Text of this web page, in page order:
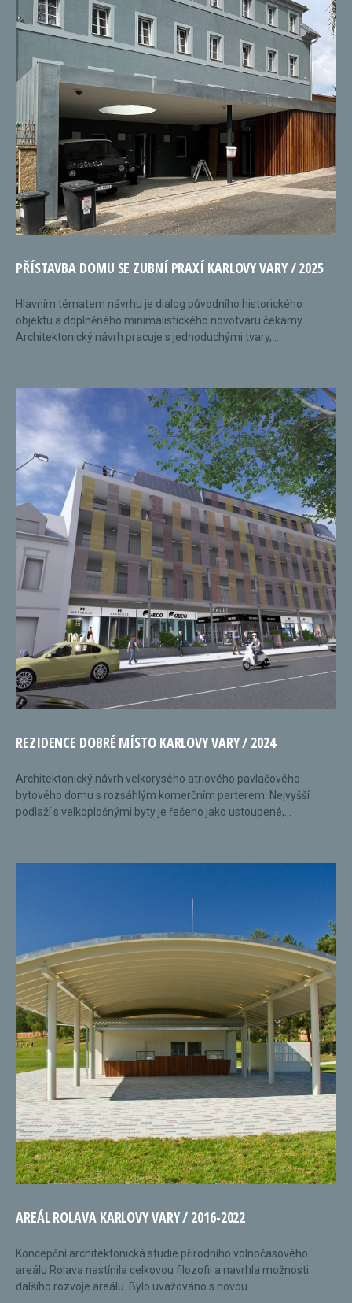
PŘÍSTAVBA DOMU SE ZUBNÍ PRAXÍ KARLOVY VARY / 2025
Hlavním tématem návrhu je dialog původního historického
objektu a doplněného minimalistického novotvaru čekárny.
Architektonický návrh pracuje s jednoduchými tvary,...
REZIDENCE DOBRÉ MÍSTO KARLOVY VARY / 2024
Architektonický návrh velkorysého atriového pavlačového
bytového domu s rozsáhlým komerčním parterem. Nejvyšší
podlaží s velkoplošnými byty je řešeno jako ustoupené,...
AREÁL ROLAVA KARLOVY VARY / 2016-2022
Koncepční architektonická studie přírodního volnočasového
areálu Rolava nastínila celkovou filozofii a navrhla možnosti
dalšího rozvoje areálu. Bylo uvažováno s novou...